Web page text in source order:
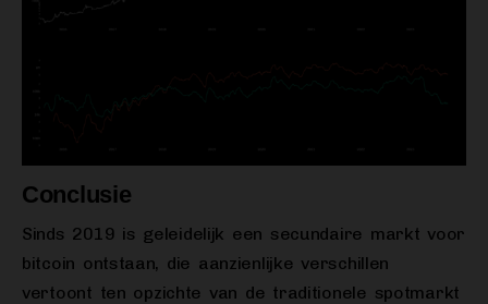
Conclusie
Sinds 2019 is geleidelijk een secundaire markt voor
bitcoin ontstaan, die aanzienlijke verschillen
vertoont ten opzichte van de traditionele spotmarkt